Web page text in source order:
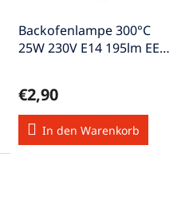
Backofenlampe 300°C
25W 230V E14 195lm EEK-
€2,90
In den Warenkorb